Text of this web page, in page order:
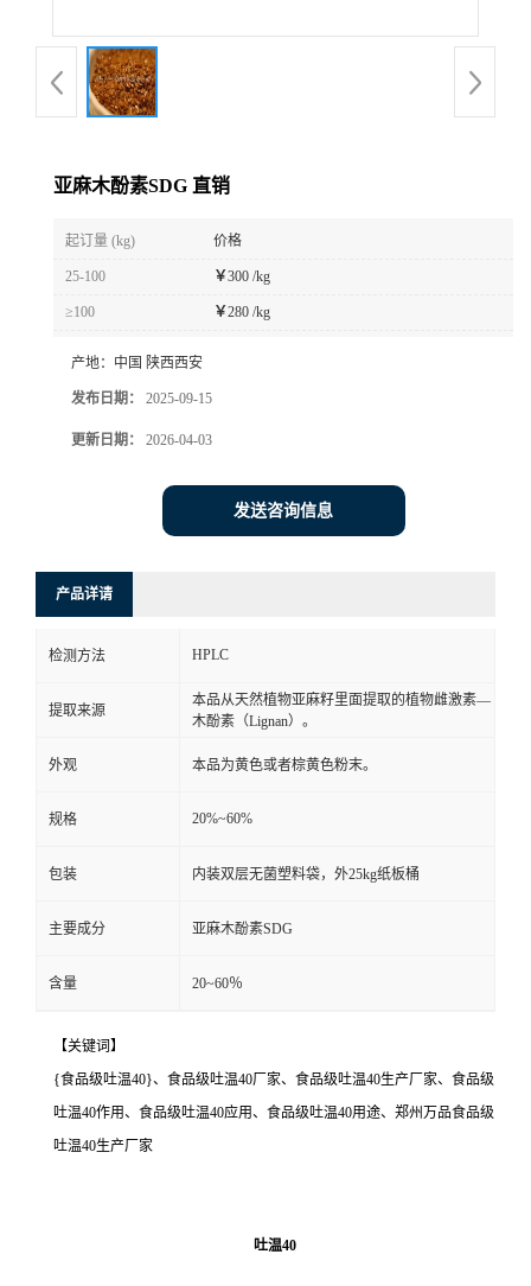
亚麻木酚素SDG 直销
起订量 (kg) 价格
25-100 ￥300 /kg
≥100 ￥280 /kg
产地： 中国 陕西西安
发布日期： 2025-09-15
更新日期： 2026-04-03
发送咨询信息
产品详请
检测方法 HPLC
提取来源
本品从天然植物亚麻籽里面提取的植物雌激素—
木酚素（Lignan）。
外观 本品为黄色或者棕黄色粉末。
规格 20%~60%
包装 内装双层无菌塑料袋，外25kg纸板桶
主要成分 亚麻木酚素SDG
含量 20~60％
【关键词】
{食品级吐温40}、食品级吐温40厂家、食品级吐温40生产厂家、食品级
吐温40作用、食品级吐温40应用、食品级吐温40用途、郑州万品食品级
吐温40生产厂家
吐温40